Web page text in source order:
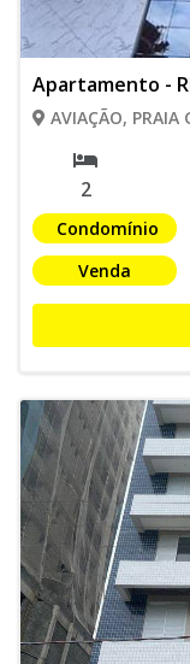
Apartamento -
AVIAÇÃO, PRAIA
2
Condomínio
Venda